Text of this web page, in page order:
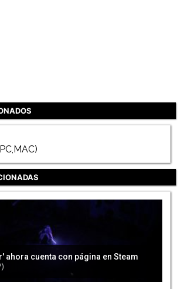
ahora cuenta con página en Steam